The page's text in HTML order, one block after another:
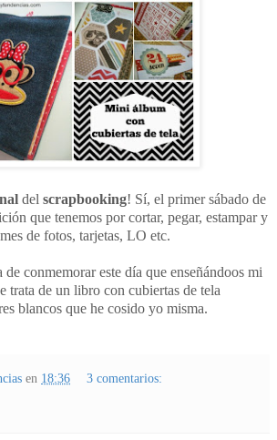
del scrapbooking! Sí, el primer sábado de
que tenemos por cortar, pegar, estampar y
de fotos, tarjetas, LO etc.
conmemorar este día que enseñándoos mi
trata de un libro con cubiertas de tela
blancos que he cosido yo misma.
en 18:36 3 comentarios: